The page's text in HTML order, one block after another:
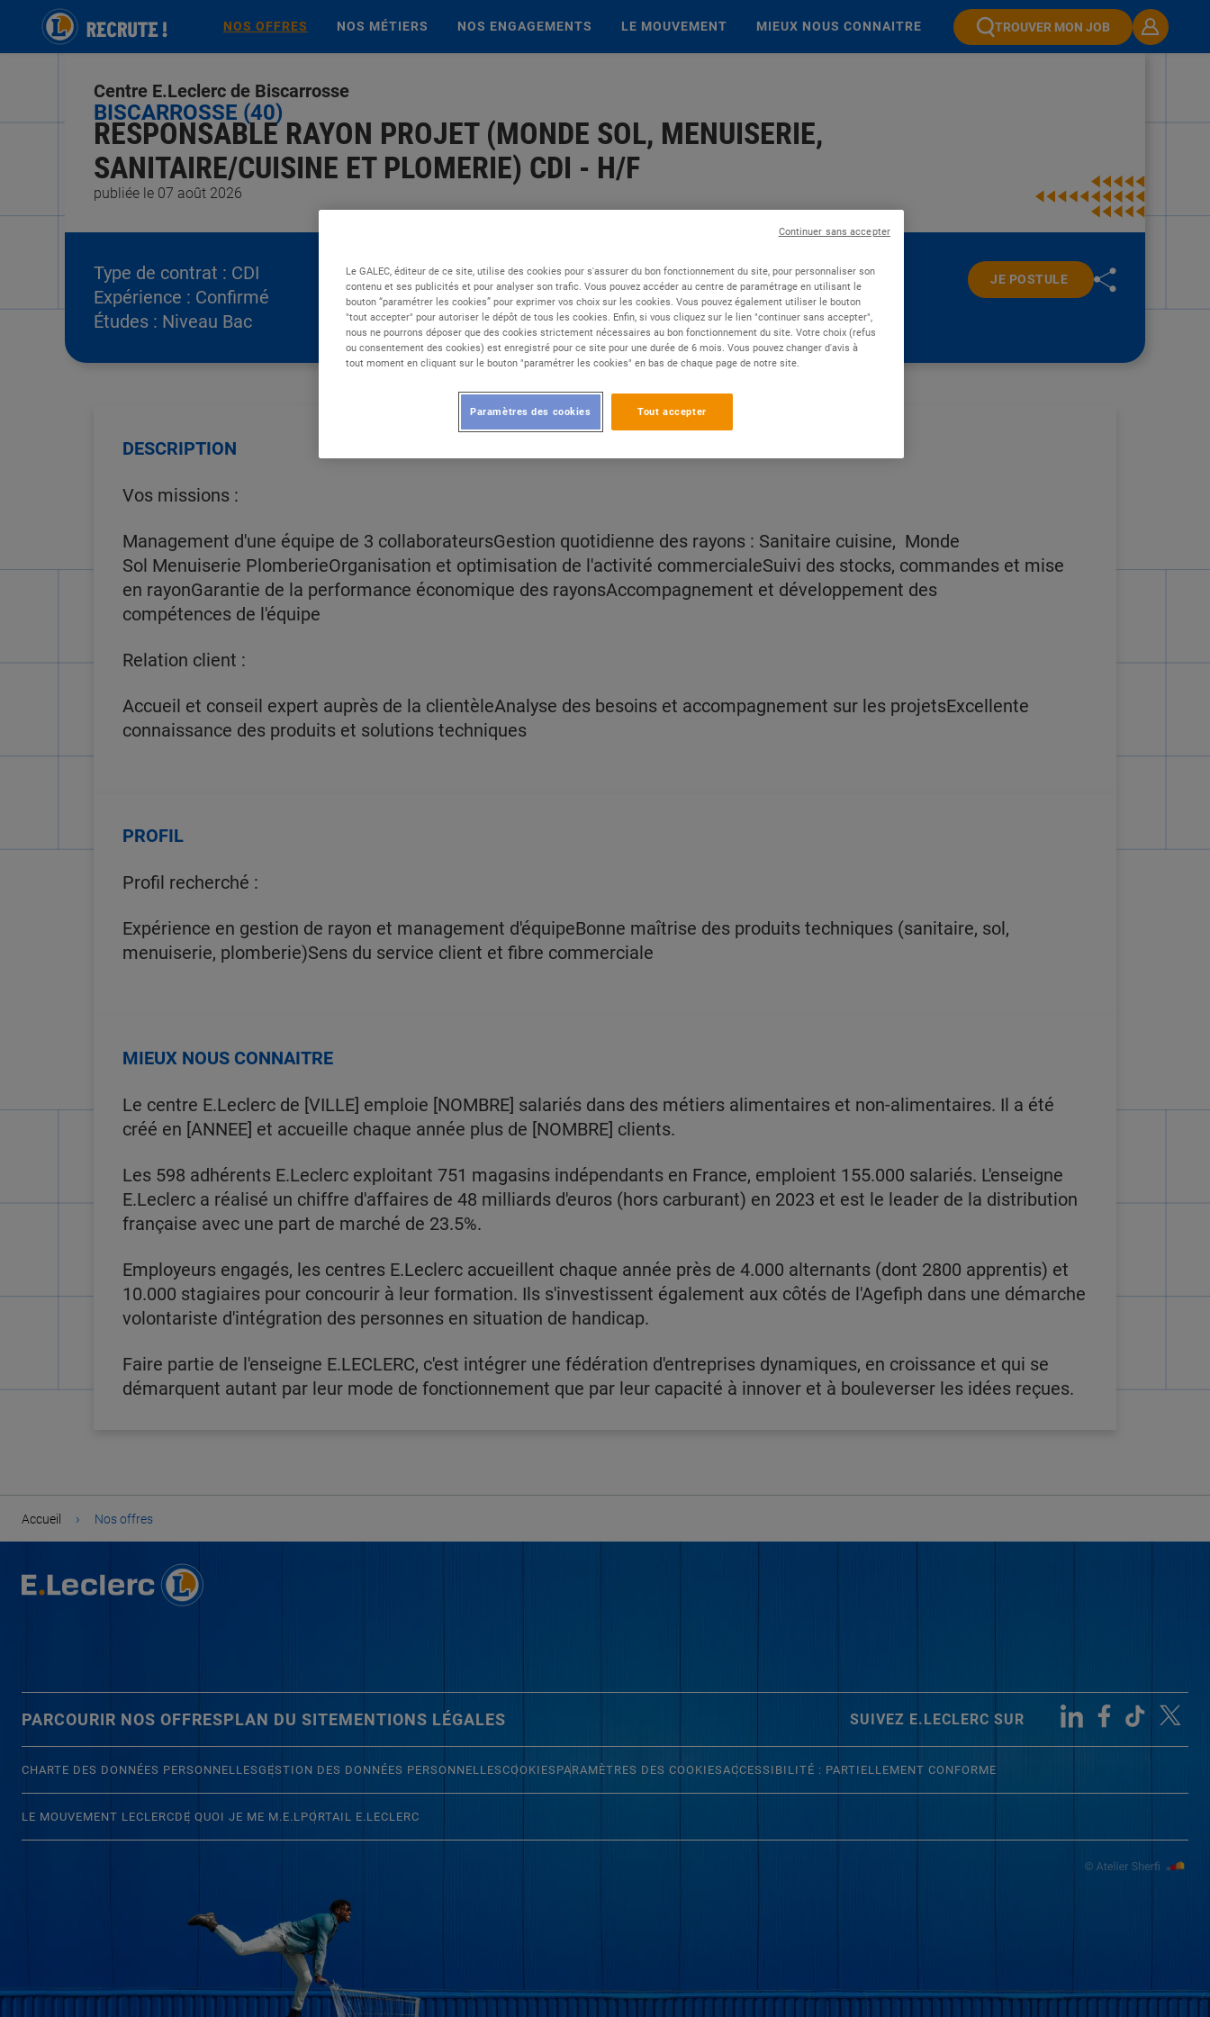
NOS OFFRES NOS MÉTIERS NOS ENGAGEMENTS LE MOUVEMENT MIEUX NOUS CONNAITRE TROUVER MON JOB
publiée le 07 août 2026
RESPONSABLE RAYON PROJET (MONDE SOL, MENUISERIE,
SANITAIRE/CUISINE ET PLOMERIE) CDI - H/F
BISCARROSSE (40)
Centre E.Leclerc de Biscarrosse
Type de contrat : CDI
Expérience : Confirmé
Études : Niveau Bac
JE POSTULE
DESCRIPTION
Vos missions :
Management d'une équipe de 3 collaborateursGestion quotidienne des rayons : Sanitaire cuisine, Monde
Sol Menuiserie PlomberieOrganisation et optimisation de l'activité commercialeSuivi des stocks, commandes et mise
en rayonGarantie de la performance économique des rayonsAccompagnement et développement des
compétences de l'équipe
Relation client :
Accueil et conseil expert auprès de la clientèleAnalyse des besoins et accompagnement sur les projetsExcellente
connaissance des produits et solutions techniques
PROFIL
Profil recherché :
Expérience en gestion de rayon et management d'équipeBonne maîtrise des produits techniques (sanitaire, sol,
menuiserie, plomberie)Sens du service client et fibre commerciale
MIEUX NOUS CONNAITRE
Le centre E.Leclerc de [VILLE] emploie [NOMBRE] salariés dans des métiers alimentaires et non-alimentaires. Il a été
créé en [ANNEE] et accueille chaque année plus de [NOMBRE] clients.
Les 598 adhérents E.Leclerc exploitant 751 magasins indépendants en France, emploient 155.000 salariés. L'enseigne
E.Leclerc a réalisé un chiffre d'affaires de 48 milliards d'euros (hors carburant) en 2023 et est le leader de la distribution
française avec une part de marché de 23.5%.
Employeurs engagés, les centres E.Leclerc accueillent chaque année près de 4.000 alternants (dont 2800 apprentis) et
10.000 stagiaires pour concourir à leur formation. Ils s'investissent également aux côtés de l'Agefiph dans une démarche
volontariste d'intégration des personnes en situation de handicap.
Faire partie de l'enseigne E.LECLERC, c'est intégrer une fédération d'entreprises dynamiques, en croissance et qui se
démarquent autant par leur mode de fonctionnement que par leur capacité à innover et à bouleverser les idées reçues.
Accueil › Nos offres
PARCOURIR NOS OFFRESPLAN DU SITEMENTIONS LÉGALES SUIVEZ E.LECLERC SUR
CHARTE DES DONNÉES PERSONNELLESGESTION DES DONNÉES PERSONNELLESCOOKIES PARAMÈTRES DES COOKIESACCESSIBILITÉ : PARTIELLEMENT CONFORME
LE MOUVEMENT LECLERCDE QUOI JE ME M.E.LPORTAIL E.LECLERC
Le GALEC, éditeur de ce site, utilise des cookies pour s'assurer du bon fonctionnement du site, pour personnaliser son
contenu et ses publicités et pour analyser son trafic. Vous pouvez accéder au centre de paramétrage en utilisant le
bouton “paramétrer les cookies” pour exprimer vos choix sur les cookies. Vous pouvez également utiliser le bouton
"tout accepter" pour autoriser le dépôt de tous les cookies. Enfin, si vous cliquez sur le lien "continuer sans accepter",
nous ne pourrons déposer que des cookies strictement nécessaires au bon fonctionnement du site. Votre choix (refus
ou consentement des cookies) est enregistré pour ce site pour une durée de 6 mois. Vous pouvez changer d'avis à
tout moment en cliquant sur le bouton "paramétrer les cookies" en bas de chaque page de notre site.
Tout accepter
Paramètres des cookies
Continuer sans accepter